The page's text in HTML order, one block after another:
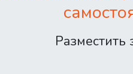
Разместить